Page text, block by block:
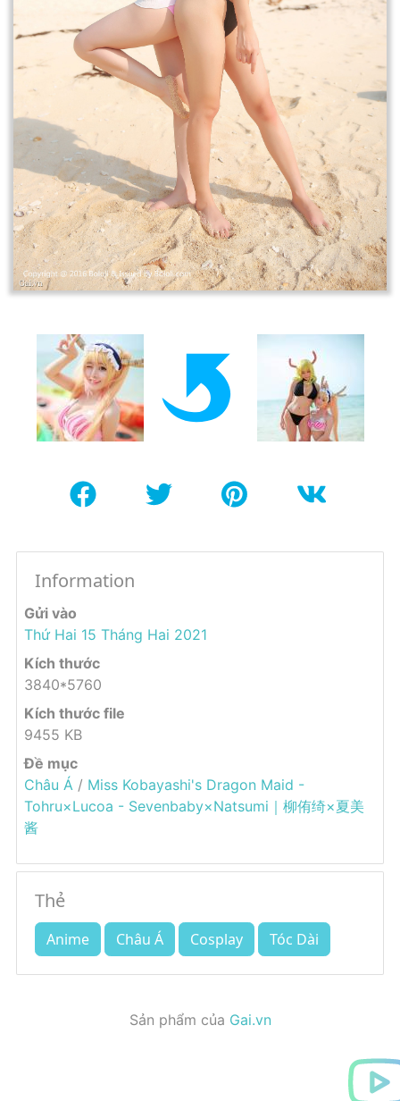
Information
Gửi vào
Thứ Hai 15 Tháng Hai 2021
Kích thước
3840*5760
Kích thước file
9455 KB
Đề mục
Châu Á / Miss Kobayashi's Dragon Maid -
Tohru×Lucoa - Sevenbaby×Natsumi｜柳侑绮×夏美
酱
Thẻ
Anime Châu Á Cosplay Tóc Dài
Sản phẩm của Gai.vn